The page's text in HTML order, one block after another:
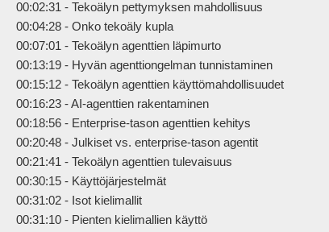
00:02:31 - Tekoälyn pettymyksen mahdollisuus
00:04:28 - Onko tekoäly kupla
00:07:01 - Tekoälyn agenttien läpimurto
00:13:19 - Hyvän agenttiongelman tunnistaminen
00:15:12 - Tekoälyn agenttien käyttömahdollisuudet
00:16:23 - AI-agenttien rakentaminen
00:18:56 - Enterprise-tason agenttien kehitys
00:20:48 - Julkiset vs. enterprise-tason agentit
00:21:41 - Tekoälyn agenttien tulevaisuus
00:30:15 - Käyttöjärjestelmät
00:31:02 - Isot kielimallit
00:31:10 - Pienten kielimallien käyttö